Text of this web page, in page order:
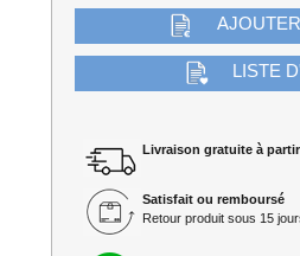
LISTE
Livraison gratuite à partir
Satisfait ou remboursé
Retour produit sous 15